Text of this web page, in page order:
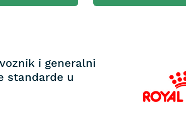
i generalni
standarde u